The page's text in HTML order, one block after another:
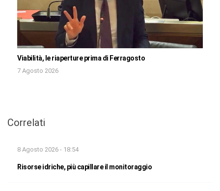
Viabilità, le riaperture prima di Ferragosto
7 Agosto 2026
Correlati
8 Agosto 2026 - 18:54
Risorse idriche, più capillare il monitoraggio